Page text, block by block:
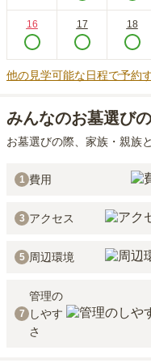
16 17 18
他の見学可能な日程で予約
みんなのお墓選び
お墓選びの際、家族・親族
1 費用
3 アクセス
5 周辺環境
7
管理の
しやす
さ